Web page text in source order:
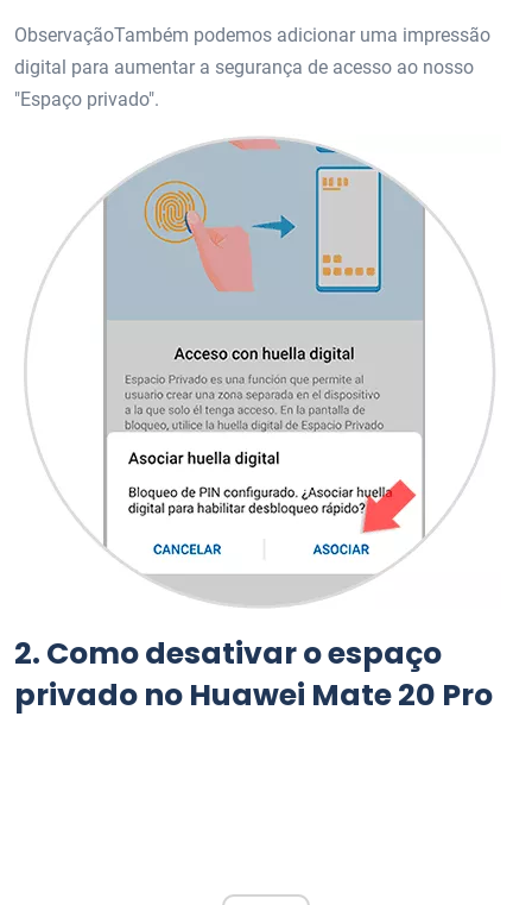
ObservaçãoTambém podemos adicionar uma impressão
digital para aumentar a segurança de acesso ao nosso
"Espaço privado".
2. Como desativar o espaço
privado no Huawei Mate 20 Pro